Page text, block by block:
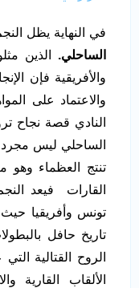
في النهاية يظل
الساحلي. الذين
والأفريقية فإن
والاعتماد على
النادي قصة نجاح
الساحلي ليس
تنتج العظماء وهو
القارات فيعد
تونس وأفريقيا
تاريخ حافل
الروح القتالية
الألقاب القارية